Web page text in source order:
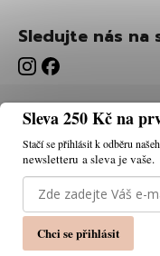
Používáme
prohlížení webu a
jeho funkce, výkon a
Sledujte nás na
Sleva 250 Kč na
Stačí se přihlásit k odběru
newsletteru a sleva je vaše.
Chci se přihlásit